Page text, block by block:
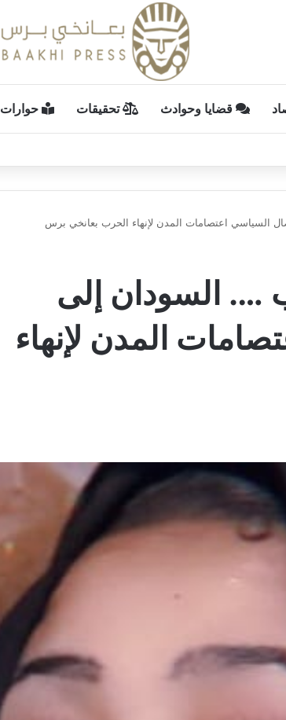
قضايا وحوادث تحقيقات حوارات
السياسي اعتصامات المدن لإنهاء الحرب بعانخي برس
…. السودان إلى
المدن لإنهاء